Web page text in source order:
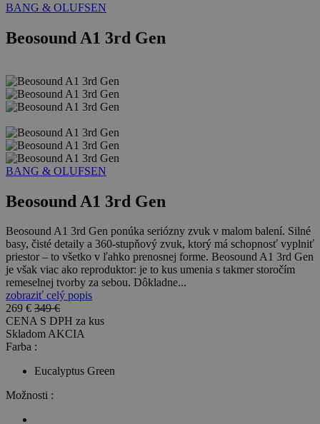
BANG & OLUFSEN
Beosound A1 3rd Gen
BANG & OLUFSEN
Beosound A1 3rd Gen
Beosound A1 3rd Gen ponúka seriózny zvuk v malom balení. Silné
basy, čisté detaily a 360-stupňový zvuk, ktorý má schopnosť vyplniť
priestor – to všetko v ľahko prenosnej forme. Beosound A1 3rd Gen
je však viac ako reproduktor: je to kus umenia s takmer storočím
remeselnej tvorby za sebou. Dôkladne...
zobraziť celý popis
269 € 349 €
CENA S DPH za kus
SkladomAKCIA
Farba :
Eucalyptus Green
Možnosti :